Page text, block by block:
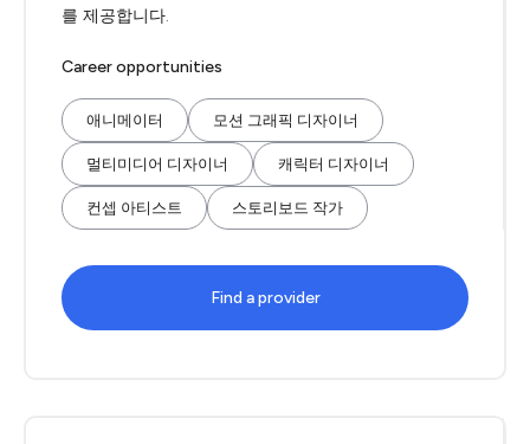
를 제공합니다.
Career opportunities
애니메이터 모션 그래픽 디자이너
멀티미디어 디자이너 캐릭터 디자이너
컨셉 아티스트 스토리보드 작가
Find a provider